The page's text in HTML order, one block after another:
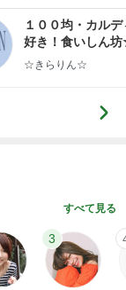
１００均・カルデ
好き！食いしん
らりん☆のブログ
☆きらりん☆
すべて見る
3